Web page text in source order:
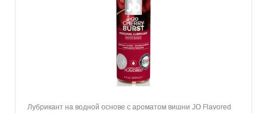
Лубрикант на водной основе с ароматом вишни JO Flavored